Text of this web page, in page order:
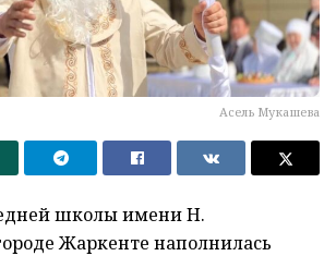
Асель Мукашева
школы имени Н.
Жаркенте наполнилась